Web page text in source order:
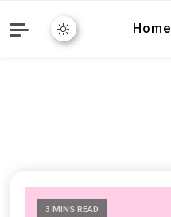
Home
3 MINS READ